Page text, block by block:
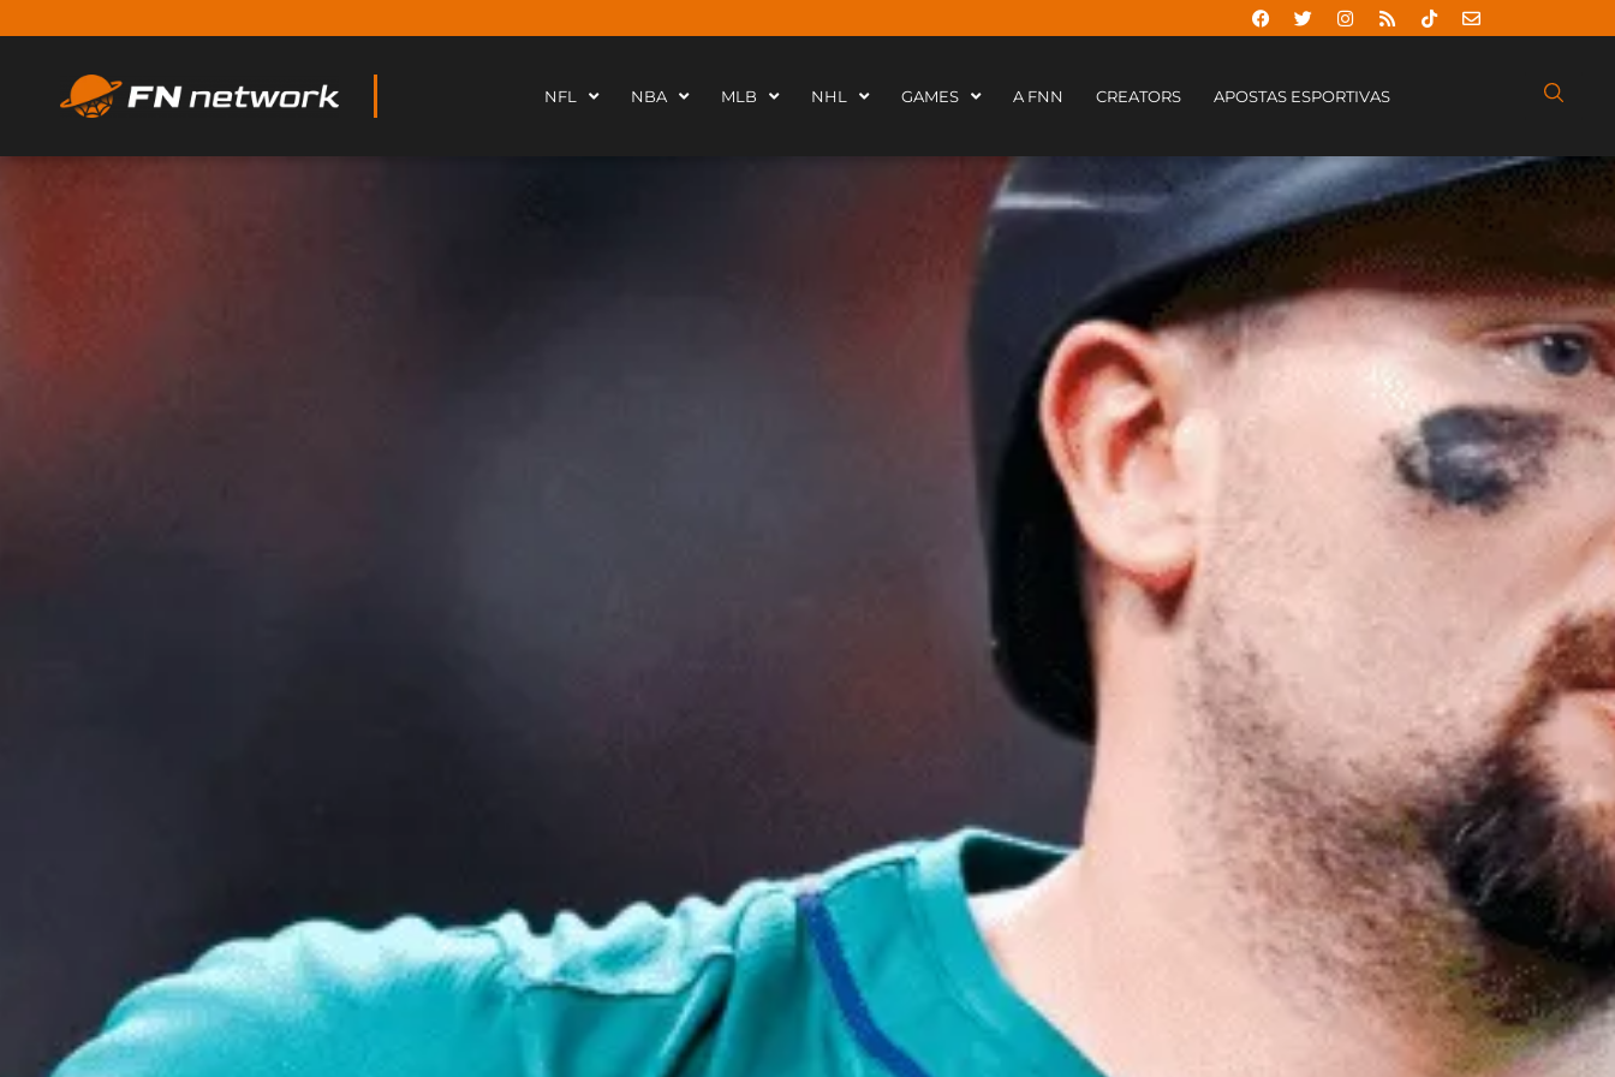
NFL NBA MLB NHL GAMES A FNN CREATORS APOSTAS ESPORTIVAS